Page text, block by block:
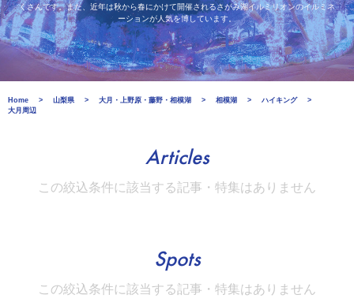
くさんです。また、近年は秋から春にかけて開催されるさがみ湖イルミリオンのイルミネ
ーションが人気を博しています。
Home 山梨県 大月・上野原・藤野・相模湖 相模湖
ハイキング
大月周辺
Articles
この絞込条件に該当する記事・特集はありません
Spots
この絞込条件に該当する記事・特集はありません